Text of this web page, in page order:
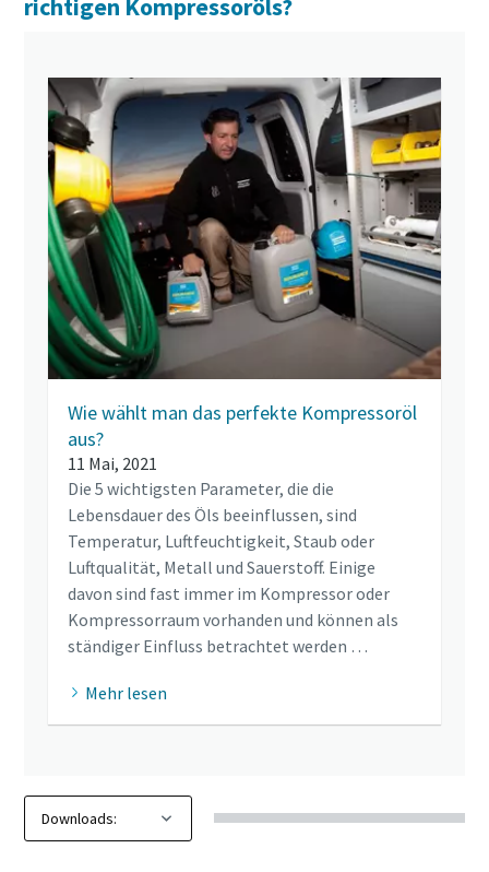
richtigen Kompressoröls?
Wie wählt man das perfekte Kompressoröl
aus?
11 Mai, 2021
Die 5 wichtigsten Parameter, die die
Lebensdauer des Öls beeinflussen, sind
Temperatur, Luftfeuchtigkeit, Staub oder
Luftqualität, Metall und Sauerstoff. Einige
davon sind fast immer im Kompressor oder
Kompressorraum vorhanden und können als
ständiger Einfluss betrachtet werden …
Mehr lesen